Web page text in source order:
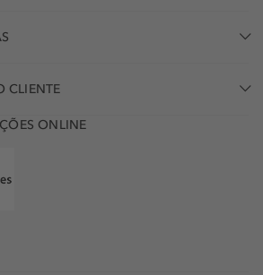
CLIENTE
ONLINE